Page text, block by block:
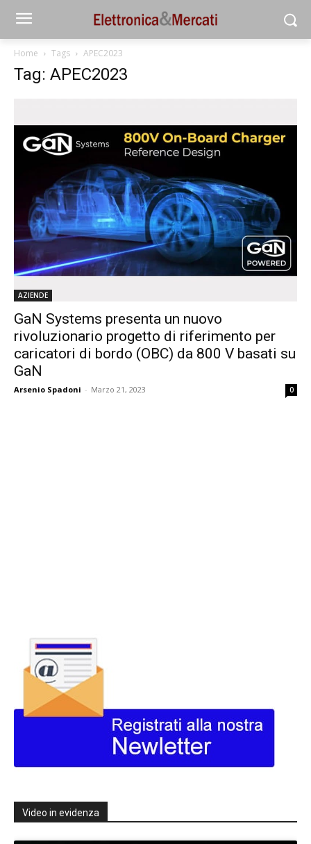
Home Tags APEC2023
Tag: APEC2023
AZIENDE
GaN Systems presenta un nuovo
rivoluzionario progetto di riferimento per
caricatori di bordo (OBC) da 800 V basati su
GaN
Arsenio Spadoni - Marzo 21, 2023 0
Video in evidenza